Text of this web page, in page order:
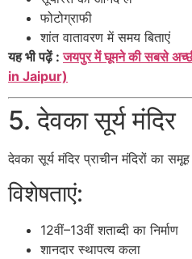
फोटोग्राफी
शांत वातावरण में समय बिताएं
यह भी पढ़ें :जयपुर में घूमने की सबसे
in Jaipur)
5. देवका सूर्य मंदिर
देवका सूर्य मंदिर प्राचीन मंदिरों का
विशेषताएं:
12वीं–13वीं शताब्दी का निर्माण
शानदार स्थापत्य कला